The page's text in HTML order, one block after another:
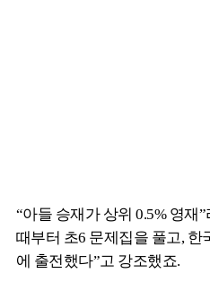
“아들 승재가 상위 0.5% 영재
때부터 초6 문제집을 풀고, 한
에 출전했다”고 강조했죠.